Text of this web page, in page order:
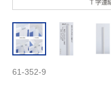
61-352-9